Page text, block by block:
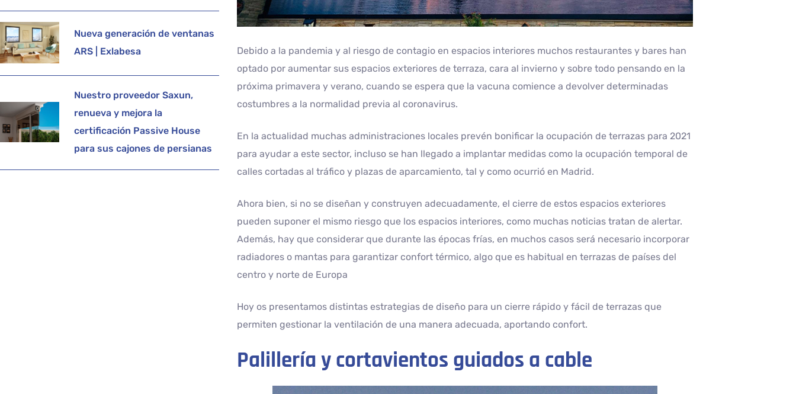
Nueva generación de ventanas
ARS | Exlabesa
Nuestro proveedor Saxun,
renueva y mejora la
certificación Passive House
para sus cajones de persianas
Debido a la pandemia y al riesgo de contagio en espacios interiores muchos restaurantes y bares han
optado por aumentar sus espacios exteriores de terraza, cara al invierno y sobre todo pensando en la
próxima primavera y verano, cuando se espera que la vacuna comience a devolver determinadas
costumbres a la normalidad previa al coronavirus.
En la actualidad muchas administraciones locales prevén bonificar la ocupación de terrazas para 2021
para ayudar a este sector, incluso se han llegado a implantar medidas como la ocupación temporal de
calles cortadas al tráfico y plazas de aparcamiento, tal y como ocurrió en Madrid.
Ahora bien, si no se diseñan y construyen adecuadamente, el cierre de estos espacios exteriores
pueden suponer el mismo riesgo que los espacios interiores, como muchas noticias tratan de alertar.
Además, hay que considerar que durante las épocas frías, en muchos casos será necesario incorporar
radiadores o mantas para garantizar confort térmico, algo que es habitual en terrazas de países del
centro y norte de Europa
Hoy os presentamos distintas estrategias de diseño para un cierre rápido y fácil de terrazas que
permiten gestionar la ventilación de una manera adecuada, aportando confort.
Palillería y cortavientos guiados a cable